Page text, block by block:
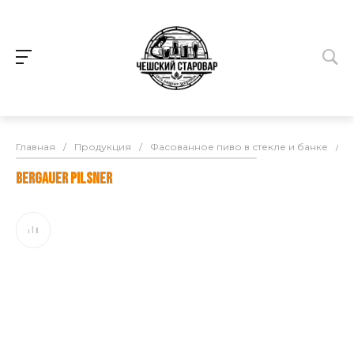
Главная / Продукция / Фасованное пиво в стекле и банке /
BERGAUER PILSNER